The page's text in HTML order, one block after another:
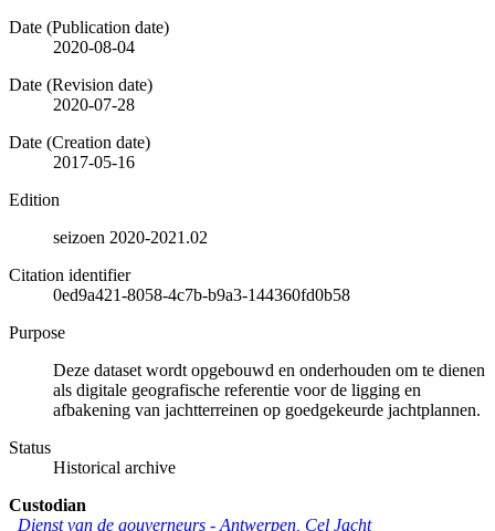
Date (Publication date)
2020-08-04
Date (Revision date)
2020-07-28
Date (Creation date)
2017-05-16
Edition
seizoen 2020-2021.02
Citation identifier
0ed9a421-8058-4c7b-b9a3-144360fd0b58
Purpose
Deze dataset wordt opgebouwd en onderhouden om te dienen
als digitale geografische referentie voor de ligging en
afbakening van jachtterreinen op goedgekeurde jachtplannen.
Status
Historical archive
Custodian
Dienst van de gouverneurs - Antwerpen, Cel Jacht